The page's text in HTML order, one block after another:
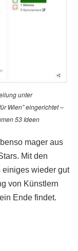
unter
Wien” eingerichtet –
53 Ideen
mager aus
Mit den
einiges wieder gut
von Künstlern
Ende findet.